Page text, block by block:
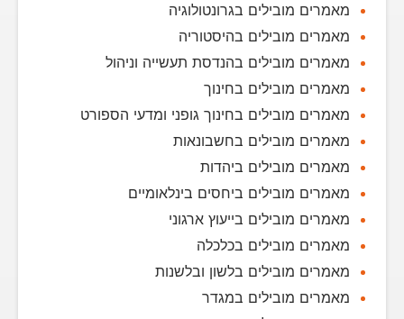
מאמרים מובילים בגרונטולוגיה
מאמרים מובילים בהיסטוריה
מאמרים מובילים בהנדסת תעשייה וניהול
מאמרים מובילים בחינוך
מאמרים מובילים בחינוך גופני ומדעי הספורט
מאמרים מובילים בחשבונאות
מאמרים מובילים ביהדות
מאמרים מובילים ביחסים בינלאומיים
מאמרים מובילים בייעוץ ארגוני
מאמרים מובילים בכלכלה
מאמרים מובילים בלשון ובלשנות
מאמרים מובילים במגדר